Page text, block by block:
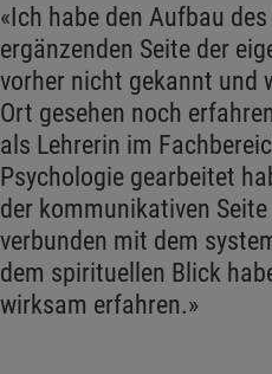
«Ich habe den Aufbau
ergänzenden Seite der
vorher nicht gekannt und
Ort gesehen noch
als Lehrerin im
Psychologie gearbeitet
der kommunikativen
verbunden mit dem
dem spirituellen Blick
wirksam erfahren.»